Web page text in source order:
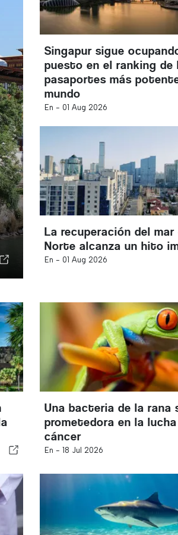
Singapur sigue
puesto en el ranking de
pasaportes más
mundo
En - 01 Aug 2026
La recuperación del
Norte alcanza un hito
En - 01 Aug 2026
Una bacteria de la rana
prometedora en la
cáncer
En - 18 Jul 2026